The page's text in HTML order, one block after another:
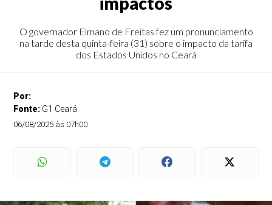
O governador Elmano de Freitas fez um pronunciamento
na tarde desta quinta-feira (31) sobre o impacto da tarifa
dos Estados Unidos no Ceará
Por:
Fonte: G1 Ceará
06/08/2025 às 07h00